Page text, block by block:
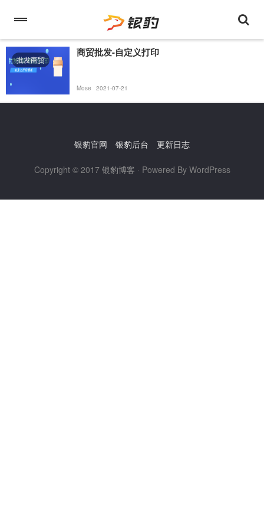
批发商贸
商贸批发-自定义打印
Mose 2021-07-21
银豹官网 银豹后台 更新日志
Copyright © 2017 银豹博客 · Powered By WordPress